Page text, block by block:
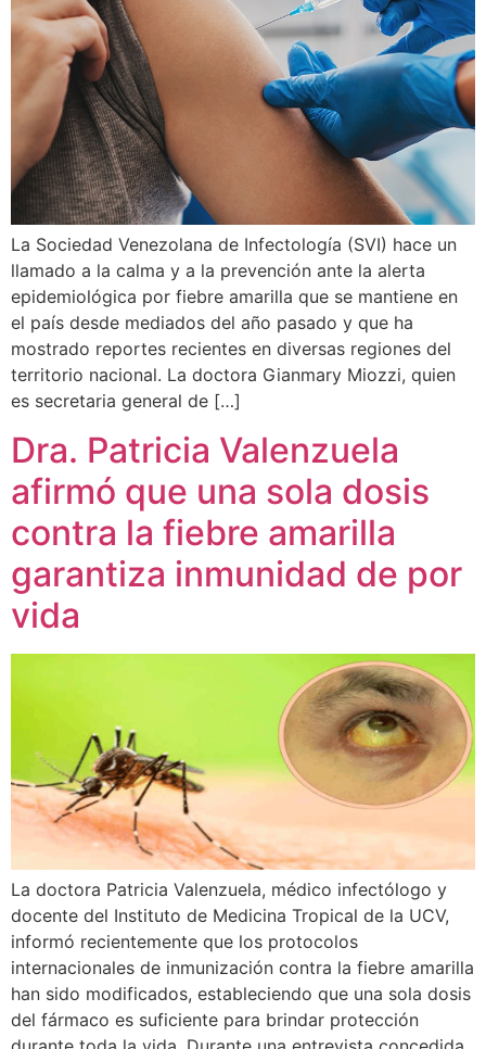
La Sociedad Venezolana de Infectología (SVI) hace un
llamado a la calma y a la prevención ante la alerta
epidemiológica por fiebre amarilla que se mantiene en
el país desde mediados del año pasado y que ha
mostrado reportes recientes en diversas regiones del
territorio nacional. La doctora Gianmary Miozzi, quien
es secretaria general de […]
Dra. Patricia Valenzuela
afirmó que una sola dosis
contra la fiebre amarilla
garantiza inmunidad de por
vida
La doctora Patricia Valenzuela, médico infectólogo y
docente del Instituto de Medicina Tropical de la UCV,
informó recientemente que los protocolos
internacionales de inmunización contra la fiebre amarilla
han sido modificados, estableciendo que una sola dosis
del fármaco es suficiente para brindar protección